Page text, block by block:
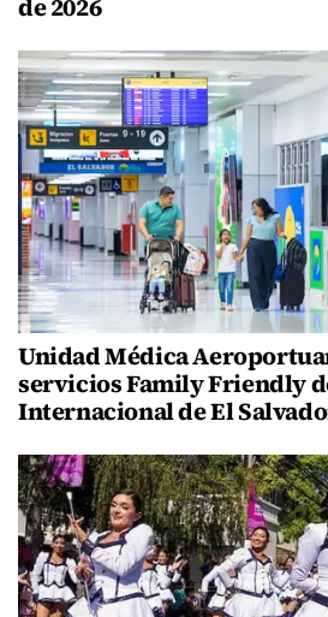
de 2026
Unidad Médica
servicios Family Friendly
Internacional de El